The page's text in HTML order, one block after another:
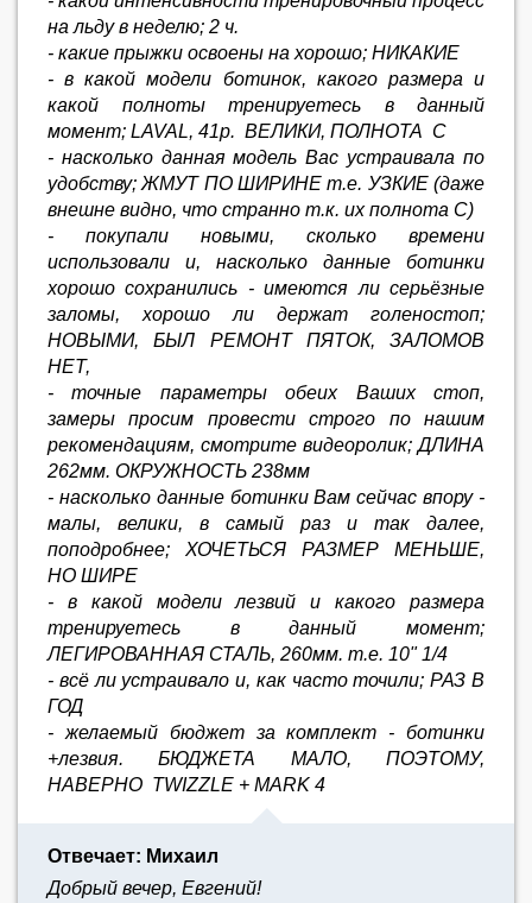
на льду в неделю; 2 ч.
- какие прыжки освоены на хорошо; НИКАКИЕ
- в какой модели ботинок, какого размера и
какой полноты тренируетесь в данный
момент; LAVAL, 41р. ВЕЛИКИ, ПОЛНОТА С
- насколько данная модель Вас устраивала по
удобству; ЖМУТ ПО ШИРИНЕ т.е. УЗКИЕ (даже
внешне видно, что странно т.к. их полнота С)
- покупали новыми, сколько времени
использовали и, насколько данные ботинки
хорошо сохранились - имеются ли серьёзные
заломы, хорошо ли держат голеностоп;
НОВЫМИ, БЫЛ РЕМОНТ ПЯТОК, ЗАЛОМОВ
НЕТ,
- точные параметры обеих Ваших стоп,
замеры просим провести строго по нашим
рекомендациям, смотрите видеоролик; ДЛИНА
262мм. ОКРУЖНОСТЬ 238мм
- насколько данные ботинки Вам сейчас впору -
малы, велики, в самый раз и так далее,
поподробнее; ХОЧЕТЬСЯ РАЗМЕР МЕНЬШЕ,
НО ШИРЕ
- в какой модели лезвий и какого размера
тренируетесь в данный момент;
ЛЕГИРОВАННАЯ СТАЛЬ, 260мм. т.е. 10" 1/4
- всё ли устраивало и, как часто точили; РАЗ В
ГОД
- желаемый бюджет за комплект - ботинки
+лезвия. БЮДЖЕТА МАЛО, ПОЭТОМУ,
НАВЕРНО TWIZZLE + MARK 4
Отвечает: Михаил
Добрый вечер, Евгений!